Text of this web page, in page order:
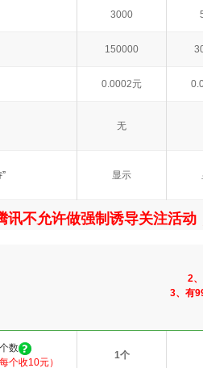
3000
150000
0.0002元
无
显示
讯不允许做强制诱导关注活
2
3、有
数
个收10元）
1个